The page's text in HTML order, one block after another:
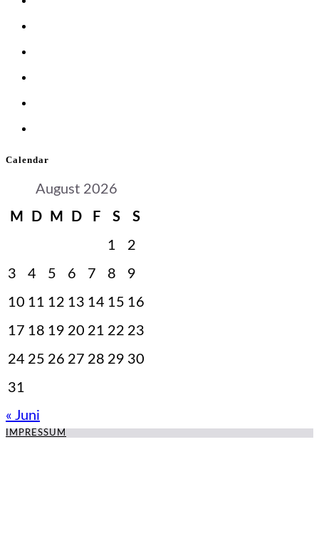
Calendar
August 2026
M
D M D F S
S
1
2
3
4 5 6 7 8
9
10 11 12 13 14 15 16
17 18 19 20 21 22 23
24 25 26 27 28 29 30
31
« Juni
IMPRESSUM